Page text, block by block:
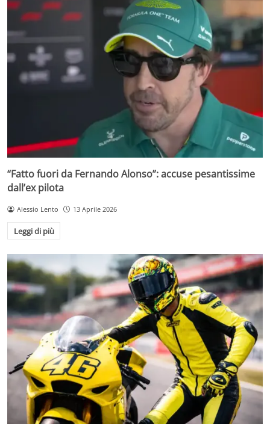
“Fatto fuori da Fernando Alonso”: accuse pesantissime
dall’ex pilota
Alessio Lento 13 Aprile 2026
Leggi di più